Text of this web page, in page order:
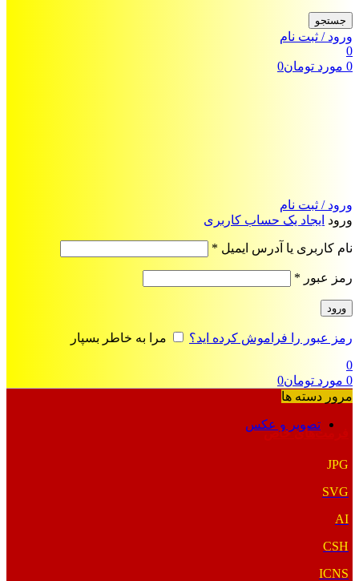
جستجو
ورود / ثبت نام
0
0 مورد تومان0
ورود / ثبت نام
ورود ایجاد یک حساب کاربری
نام کاربری یا آدرس ایمیل *
رمز عبور *
ورود
رمز عبور را فراموش کرده اید؟
مرا به خاطر بسپار
0
0 مورد تومان0
مرور دسته ها
تصویر و عکس
فرمت‌های خاص
JPG
SVG
AI
CSH
ICNS